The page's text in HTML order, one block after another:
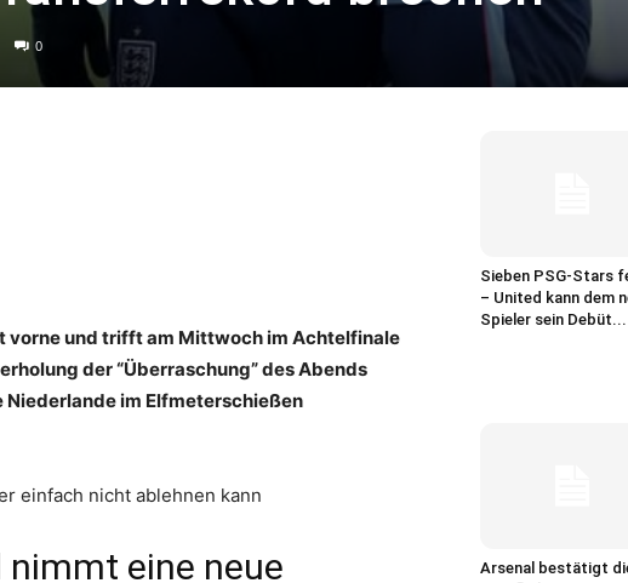
0
vorne und trifft am Mittwoch im Achtelfinale
der “Überraschung” des Abends
Niederlande im Elfmeterschießen
einfach nicht ablehnen kann
nimmt eine neue
Sieben PSG-Stars
– United kann dem
Spieler sein Debüt...
Arsenal bestätigt